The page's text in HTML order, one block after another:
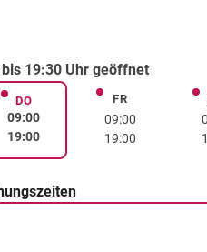
19:30 Uhr geöffnet
DODonnerstag
09:00
19:00
FRFreitag
09:00
19:00